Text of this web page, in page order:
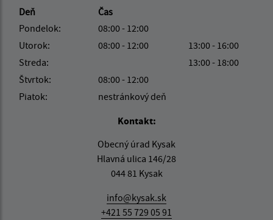
Deň
Čas
Pondelok:
08:00 - 12:00
Utorok:
08:00 - 12:00
13:00 - 16:00
Streda:
13:00 - 18:00
Štvrtok:
08:00 - 12:00
Piatok:
nestránkový deň
Kontakt:
Obecný úrad Kysak
Hlavná ulica 146/28
044 81 Kysak
info@kysak.sk
+421 55 729 05 91